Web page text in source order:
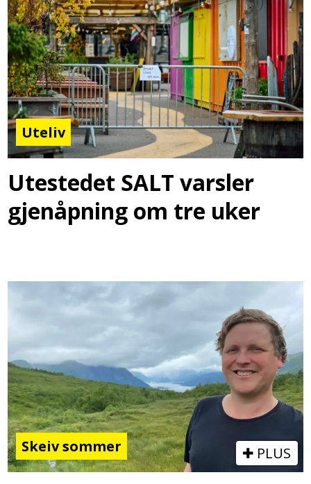
Uteliv
Utestedet SALT varsler
gjenåpning om tre uker
Skeiv sommer PLUS